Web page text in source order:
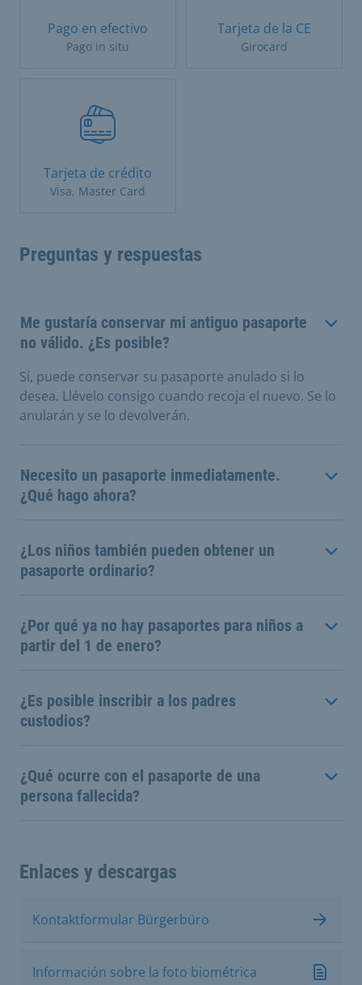
Pago en efectivo
Pago in situ
Tarjeta de la CE
Girocard
Tarjeta de crédito
Visa, Master Card
Preguntas y respuestas
Me gustaría conservar mi antiguo pasaporte
no válido. ¿Es posible?
Sí, puede conservar su pasaporte anulado si lo
desea. Llévelo consigo cuando recoja el nuevo. Se lo
anularán y se lo devolverán.
Necesito un pasaporte inmediatamente.
¿Qué hago ahora?
¿Los niños también pueden obtener un
pasaporte ordinario?
¿Por qué ya no hay pasaportes para niños a
partir del 1 de enero?
¿Es posible inscribir a los padres
custodios?
¿Qué ocurre con el pasaporte de una
persona fallecida?
Enlaces y descargas
Kontaktformular Bürgerbüro
Información sobre la foto biométrica